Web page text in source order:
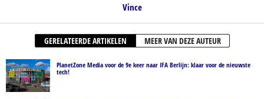
Vince
GERELATEERDE ARTIKELEN MEER VAN DEZE AUTEUR
PlanetZone Media voor de 9e keer naar IFA Berlijn: klaar voor de nieuwste
tech!